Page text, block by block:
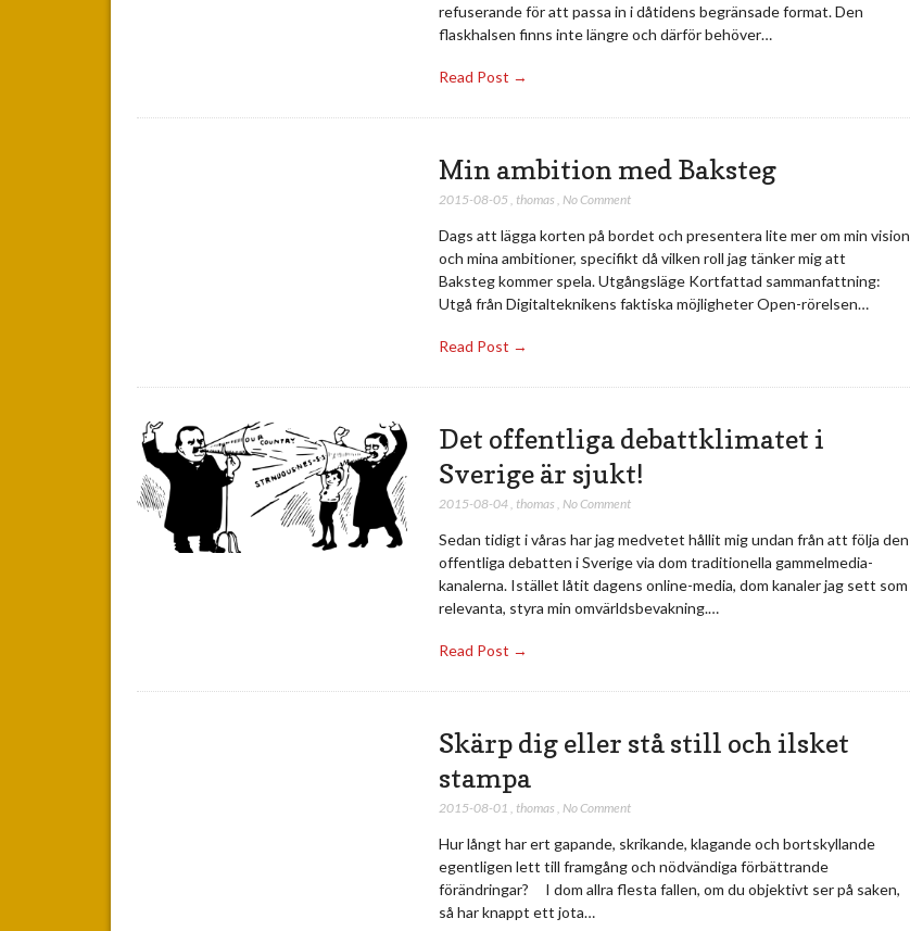
refuserande för att passa in i dåtidens begränsade format. Den
flaskhalsen finns inte längre och därför behöver…
Read Post →
Min ambition med Baksteg
2015-08-05 , thomas , No Comment
Dags att lägga korten på bordet och presentera lite mer om min vision
och mina ambitioner, specifikt då vilken roll jag tänker mig att
Baksteg kommer spela. Utgångsläge Kortfattad sammanfattning:
Utgå från Digitalteknikens faktiska möjligheter Open-rörelsen…
Read Post →
Det offentliga debattklimatet i
Sverige är sjukt!
2015-08-04, thomas , No Comment
Sedan tidigt i våras har jag medvetet hållit mig undan från att följa den
offentliga debatten i Sverige via dom traditionella gammelmedia-
kanalerna. Istället låtit dagens online-media, dom kanaler jag sett som
relevanta, styra min omvärldsbevakning.…
Read Post →
Skärp dig eller stå still och ilsket
stampa
2015-08-01 , thomas , No Comment
Hur långt har ert gapande, skrikande, klagande och bortskyllande
egentligen lett till framgång och nödvändiga förbättrande
förändringar? I dom allra flesta fallen, om du objektivt ser på saken,
så har knappt ett jota…